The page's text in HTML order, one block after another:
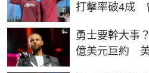
打擊率破4成
勇士要幹大事
億美元巨約